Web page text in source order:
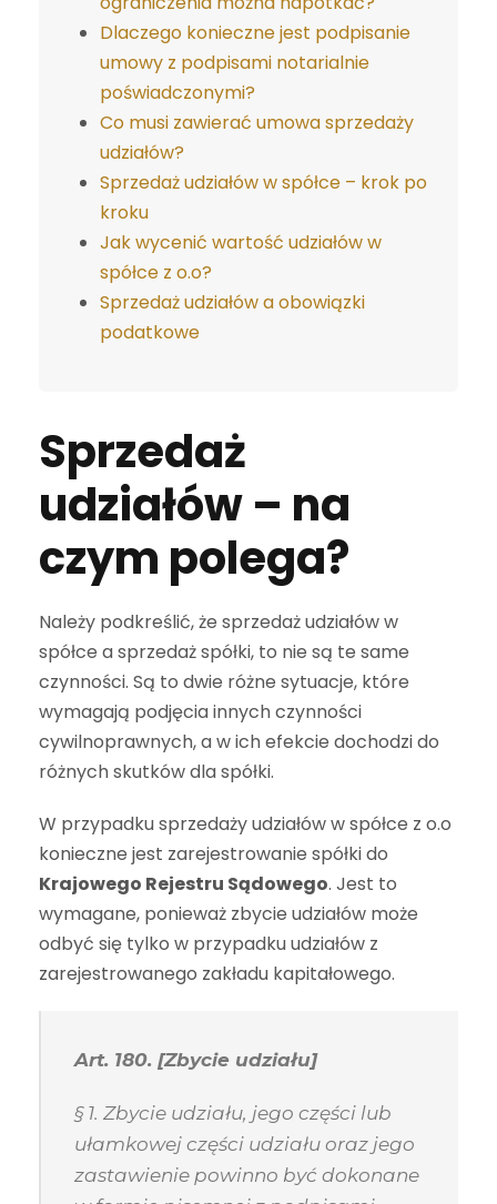
Dlaczego konieczne jest podpisanie
umowy z podpisami notarialnie
poświadczonymi?
Co musi zawierać umowa sprzedaży
udziałów?
Sprzedaż udziałów w spółce – krok po
kroku
Jak wycenić wartość udziałów w
spółce z o.o?
Sprzedaż udziałów a obowiązki
podatkowe
Sprzedaż
udziałów – na
czym polega?
Należy podkreślić, że sprzedaż udziałów w
spółce a sprzedaż spółki, to nie są te same
czynności. Są to dwie różne sytuacje, które
wymagają podjęcia innych czynności
cywilnoprawnych, a w ich efekcie dochodzi do
różnych skutków dla spółki.
W przypadku sprzedaży udziałów w spółce z o.o
konieczne jest zarejestrowanie spółki do
Krajowego Rejestru Sądowego. Jest to
wymagane, ponieważ zbycie udziałów może
odbyć się tylko w przypadku udziałów z
zarejestrowanego zakładu kapitałowego.
Art. 180. [Zbycie udziału]
§ 1. Zbycie udziału, jego części lub
ułamkowej części udziału oraz jego
zastawienie powinno być dokonane